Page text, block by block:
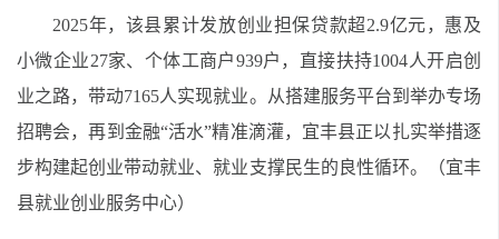
2025年，该县累计发放创业担保贷款超2.9亿元，惠及
小微企业27家、个体工商户939户，直接扶持1004人开启创
业之路，带动7165人实现就业。从搭建服务平台到举办专场
招聘会，再到金融“活水”精准滴灌，宜丰县正以扎实举措逐
步构建起创业带动就业、就业支撑民生的良性循环。（宜丰
县就业创业服务中心）